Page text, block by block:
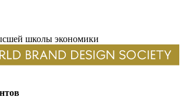
школы экономики